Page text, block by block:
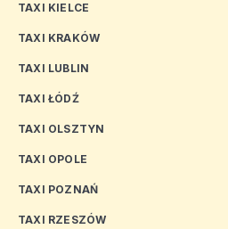
TAXI KIELCE
TAXI KRAKÓW
TAXI LUBLIN
TAXI ŁÓDŹ
TAXI OLSZTYN
TAXI OPOLE
TAXI POZNAŃ
TAXI RZESZÓW